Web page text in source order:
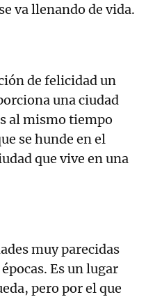
va llenando de vida.
de felicidad un
una ciudad
al mismo tiempo
se hunde en el
que vive en una
muy parecidas
Es un lugar
pero por el que